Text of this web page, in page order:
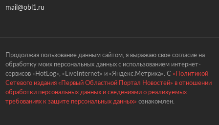
mail@obl1.ru
Продолжая пользование данным сайтом, я выражаю свое согласие на
обработку моих персональных данных с использованием интернет-
сервисов «HotLog», «LiveInternet» и «Яндекс.Метрика». С «Политикой
Сетевого издания «Первый Областной Портал Новостей» в отношении
обработки персональных данных и сведениями о реализуемых
требованиях к защите персональных данных» ознакомлен.